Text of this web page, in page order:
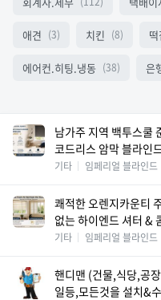
애견 (3) 치킨 (8)
에어컨.히팅.냉동 (38) 은
남가주 지역 백투스쿨
코드리스 암막 블라인드
기타 임페리얼 블라인드
쾌적한 오렌지카운티
없는 하이엔드 셔터 &
기타 임페리얼 블라인드
핸디맨 (건물,식당,공
일등,모든것을 설치&